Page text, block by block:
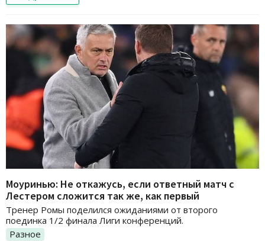
Моуринью: Не откажусь, если ответный матч с
Лестером сложится так же, как первый
Тренер Ромы поделился ожиданиями от второго
поединка 1/2 финала Лиги конференций.
Разное